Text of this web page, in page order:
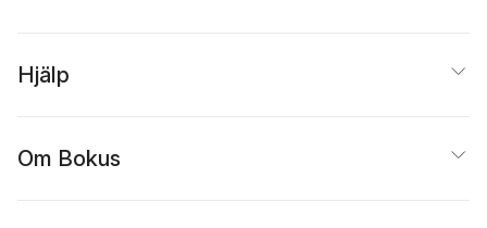
Hjälp
Om Bokus